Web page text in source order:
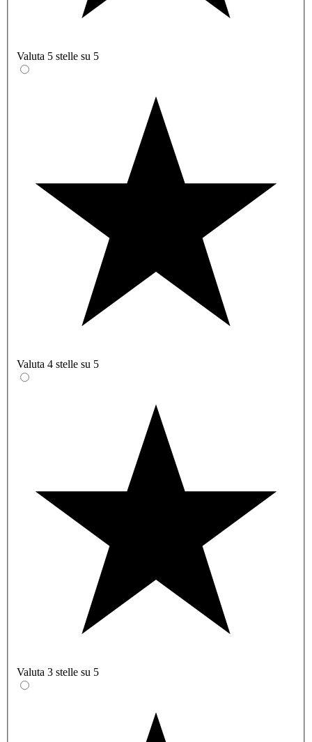
Valuta 5 stelle su 5
Valuta 4 stelle su 5
Valuta 3 stelle su 5